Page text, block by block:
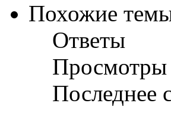
Похожие
Ответы
Просмотры
Последнее